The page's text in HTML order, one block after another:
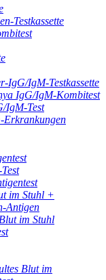
Testkassette
IgG/IgM-Testkassette
IgG/IgM-Kombitest
IgM-Test
Erkrankungen
im Stuhl +
Antigen
im Stuhl
Blut im